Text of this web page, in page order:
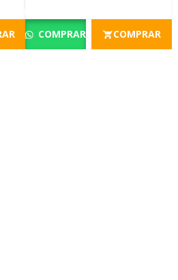
COMPRAR COMPRAR